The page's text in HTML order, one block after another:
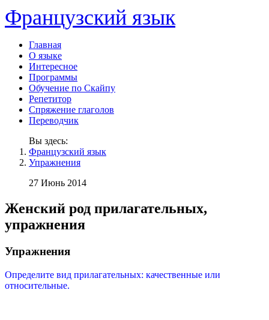
Французский язык
Главная
О языке
Интересное
Программы
Обучение по Скайпу
Репетитор
Спряжение глаголов
Переводчик
Вы здесь:
Французский язык
Упражнения
27 Июнь 2014
Женский род прилагательных,
упражнения
Упражнения
Определите вид прилагательных: качественные или
относительные.